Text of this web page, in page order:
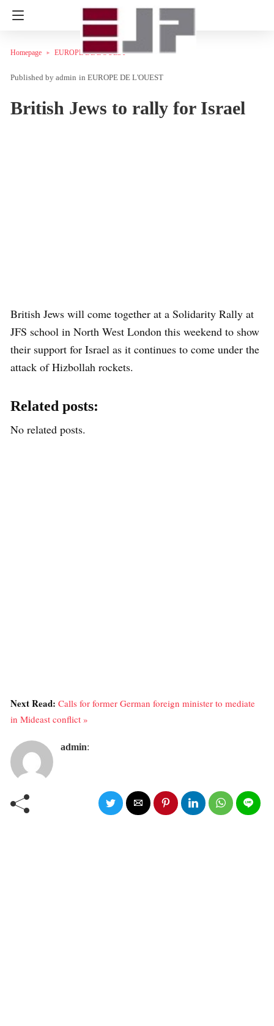
Homepage EUROPE DE L'OUEST
admin in EUROPE DE L'OUEST
British Jews to rally for Israel
British Jews will come together at a Solidarity Rally at
JFS school in North West London this weekend to show
their support for Israel as it continues to come under the
attack of Hizbollah rockets.
Related posts:
No related posts.
Next Read: Calls for former German foreign minister to mediate
in Mideast conflict »
admin: